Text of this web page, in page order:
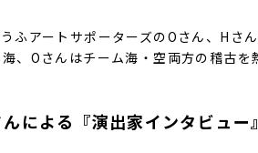
ふアートサポーターズのOさん、Hさ
、Oさんはチーム海・空両方の稽古
による『演出家インタビュー』